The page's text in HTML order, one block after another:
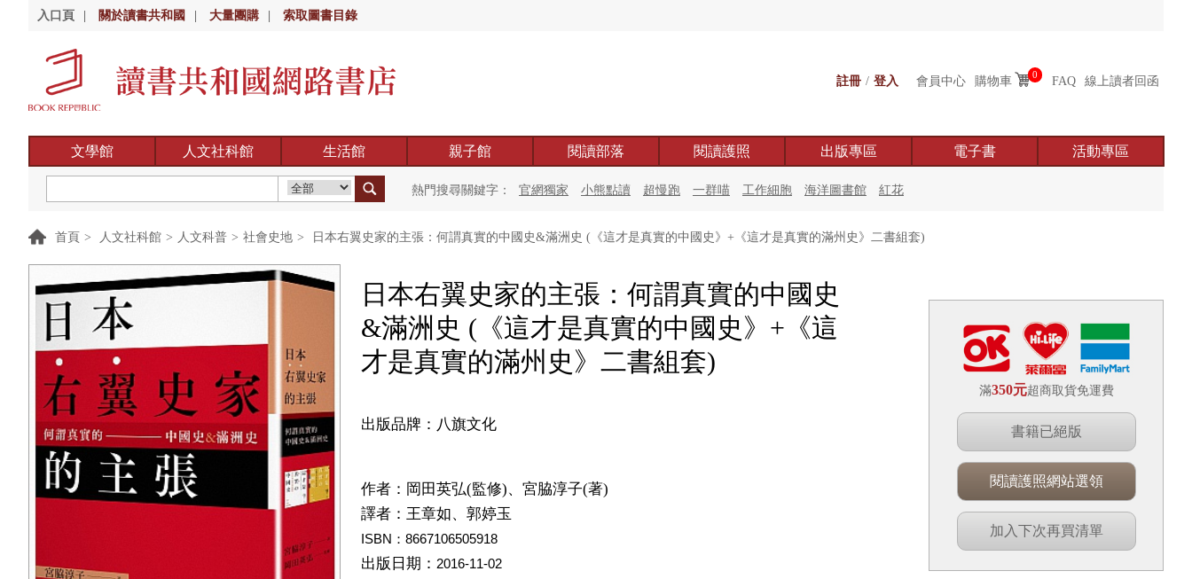
入口頁 關於讀書共和國 大量團購 索取圖書目錄
註冊 / 登入 會員中心 購物車 0 FAQ 線上讀者回函
文學館 人文社科館 生活館 親子館 閱讀部落 閱讀護照 出版專區 電子書 活動專區
熱門搜尋關鍵字： 官網獨家 小熊點讀 超慢跑 一群喵 工作細胞 海洋圖書館 紅花
首頁 > 人文社科館 > 人文科普 > 社會史地 > 日本右翼史家的主張：何謂真實的中國史&滿洲史 (《這才是真實的中國史》+《這才是真實的滿州史》二書組套)
日本右翼史家的主張：何謂真實的中國史
&滿洲史 (《這才是真實的中國史》+《這
才是真實的滿州史》二書組套)
出版品牌：八旗文化
作者： 岡田英弘(監修)、宮脇淳子(著)
譯者： 王章如、郭婷玉
ISBN：8667106505918
出版日期： 2016-11-02
滿350元超商取貨免運費
書籍已絕版
閱讀護照網站選領
加入下次再買清單